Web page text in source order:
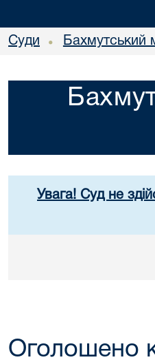
Суди • Бахмутський
Увага! Суд не
Оголошено